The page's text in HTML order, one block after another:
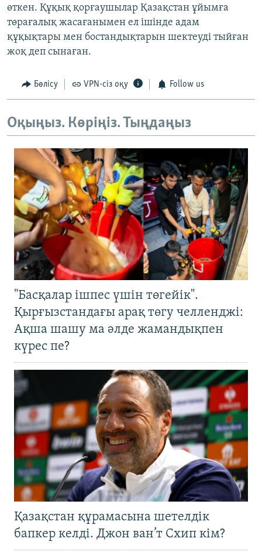
өткен. Құқық қорғаушылар Қазақстан ұйымға
төрағалық жасағанымен ел ішінде адам
құқықтары мен бостандықтарын шектеуді тыйған
жоқ деп сынаған.
Бөлісу VPN-сіз оқу Follow us
Оқыңыз. Көріңіз. Тыңдаңыз
"Басқалар ішпес үшін төгейік".
Қырғызстандағы арақ төгу челленджі:
Ақша шашу ма әлде жамандықпен
күрес пе?
Қазақстан құрамасына шетелдік
бапкер келді. Джон ван’т Схип кім?